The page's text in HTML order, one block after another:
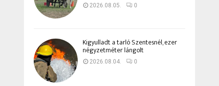
2026.08.05. 0
Kigyulladt a tarló Szentesnél, ezer
négyzetméter lángolt
2026.08.04. 0